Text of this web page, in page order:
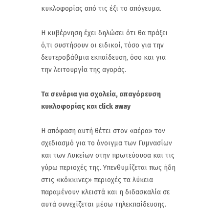
κυκλοφορίας από τις έξι το απόγευμα.
Η κυβέρνηση έχει δηλώσει ότι θα πράξει
ό,τι συστήσουν οι ειδικοί, τόσο για την
δευτεροβάθμια εκπαίδευση, όσο και για
την λειτουργία της αγοράς.
Τα σενάρια για σχολεία, απαγόρευση
κυκλοφορίας και click away
Η απόφαση αυτή θέτει στον «αέρα» τον
σχεδιασμό για το άνοιγμα των Γυμνασίων
και των Λυκείων στην πρωτεύουσα και τις
γύρω περιοχές της. Υπενθυμίζεται πως ήδη
στις «κόκκινες» περιοχές τα λύκεια
παραμένουν κλειστά και η διδασκαλία σε
αυτά συνεχίζεται μέσω τηλεκπαίδευσης.